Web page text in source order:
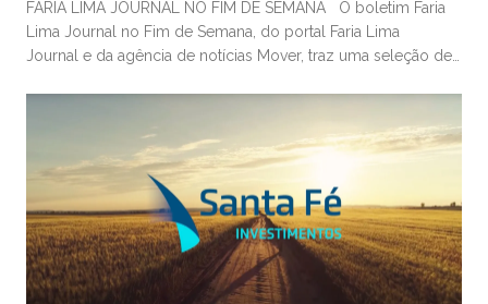
FARIA LIMA JOURNAL NO FIM DE SEMANA O boletim Faria
Lima Journal no Fim de Semana, do portal Faria Lima
Journal e da agência de notícias Mover, traz uma seleção de
algum tempo no sábado e domingo para leituras mais
aprofundadas de boas histórias e materiais informativos. OS
EUA constroem gasodutos; mas investidores […]